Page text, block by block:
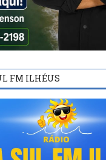
FM ILHÉUS